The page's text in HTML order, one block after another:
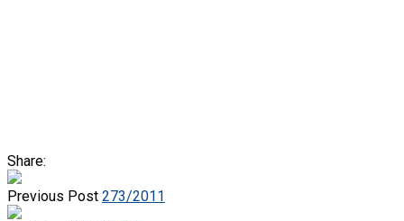
Share:
Previous Post 273/2011